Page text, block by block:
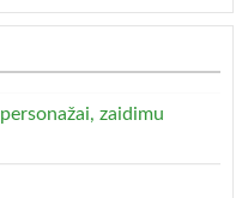
zaidimu